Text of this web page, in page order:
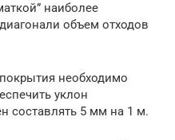
наиболее
объем отходов
необходимо
уклон
составлять 5 мм на 1 м.